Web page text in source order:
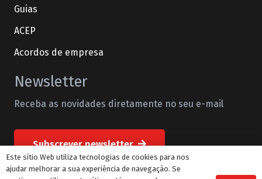
Guias
ACEP
Acordos de empresa
Newsletter
Receba as novidades diretamente no seu e-mail
Subscrever newsletter
Este sítio Web utiliza tecnologias de cookies para nos
ajudar melhorar a sua experiência de navegação. Se